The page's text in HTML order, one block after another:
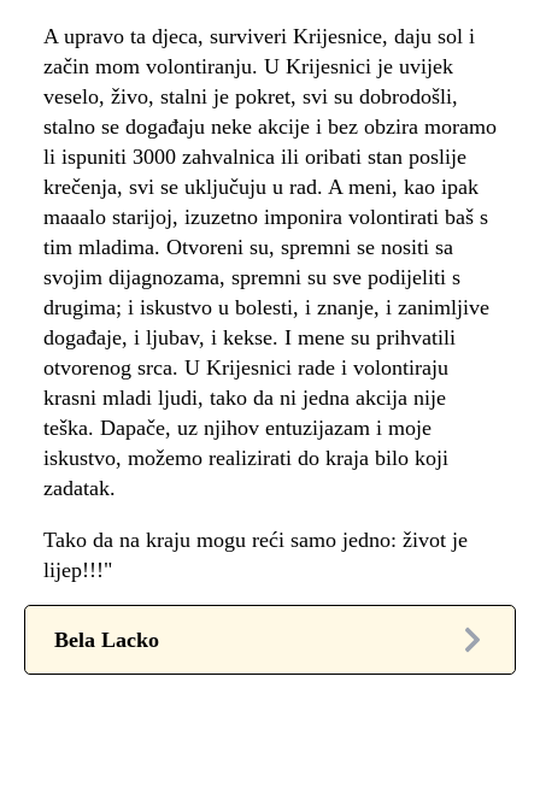
A upravo ta djeca, surviveri Krijesnice, daju sol i
začin mom volontiranju. U Krijesnici je uvijek
veselo, živo, stalni je pokret, svi su dobrodošli,
stalno se događaju neke akcije i bez obzira moramo
li ispuniti 3000 zahvalnica ili oribati stan poslije
krečenja, svi se uključuju u rad. A meni, kao ipak
maaalo starijoj, izuzetno imponira volontirati baš s
tim mladima. Otvoreni su, spremni se nositi sa
svojim dijagnozama, spremni su sve podijeliti s
drugima; i iskustvo u bolesti, i znanje, i zanimljive
događaje, i ljubav, i kekse. I mene su prihvatili
otvorenog srca. U Krijesnici rade i volontiraju
krasni mladi ljudi, tako da ni jedna akcija nije
teška. Dapače, uz njihov entuzijazam i moje
iskustvo, možemo realizirati do kraja bilo koji
zadatak.
Tako da na kraju mogu reći samo jedno: život je
lijep!!!"
Bela Lacko